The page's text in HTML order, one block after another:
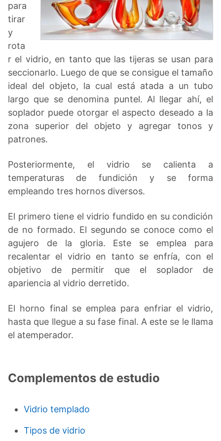
para
tirar
y
rota
r el vidrio, en tanto que las tijeras se usan para
seccionarlo. Luego de que se consigue el tamaño
ideal del objeto, la cual está atada a un tubo
largo que se denomina puntel. Al llegar ahí, el
soplador puede otorgar el aspecto deseado a la
zona superior del objeto y agregar tonos y
patrones.
Posteriormente, el vidrio se calienta a
temperaturas de fundición y se forma
empleando tres hornos diversos.
El primero tiene el vidrio fundido en su condición
de no formado. El segundo se conoce como el
agujero de la gloria. Este se emplea para
recalentar el vidrio en tanto se enfría, con el
objetivo de permitir que el soplador de
apariencia al vidrio derretido.
El horno final se emplea para enfriar el vidrio,
hasta que llegue a su fase final. A este se le llama
el atemperador.
Complementos de estudio
Vidrio templado
Tipos de vidrio